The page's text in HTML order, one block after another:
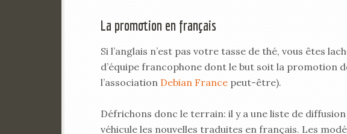
La promotion en français
Si l’anglais n’est pas votre tasse de thé, vous êtes
d’équipe francophone dont le but soit la promotion
l’association Debian France peut-être).
Défrichons donc le terrain: il y a une liste de diffusion
véhicule les nouvelles traduites en français. Les